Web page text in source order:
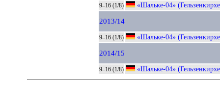
9–16 (1/8) «Шальке-04»
2013/14
9–16 (1/8) «Шальке-04»
2014/15
9–16 (1/8) «Шальке-04»